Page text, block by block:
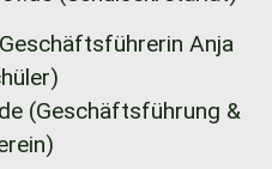
Anja
(Geschäftsführung &